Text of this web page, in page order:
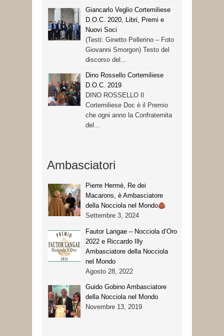
Giancarlo Veglio Cortemiliese
D.O.C. 2020, Libri, Premi e
Nuovi Soci
(Testi: Ginetto Pellerino – Foto
Giovanni Smorgon) Testo del
discorso del...
Dino Rossello Cortemiliese
D.O.C. 2019
DINO ROSSELLO Il
Cortemiliese Doc è il Premio
che ogni anno la Confraternita
del...
Ambasciatori
Pierre Hermè, Re dei
Macarons, è Ambasciatore
della Nocciola nel Mondo
Settembre 3, 2024
Fautor Langae – Nocciola d’Oro
2022 e Riccardo Illy
Ambasciatore della Nocciola
nel Mondo
Agosto 28, 2022
Guido Gobino Ambasciatore
della Nocciola nel Mondo
Novembre 13, 2019